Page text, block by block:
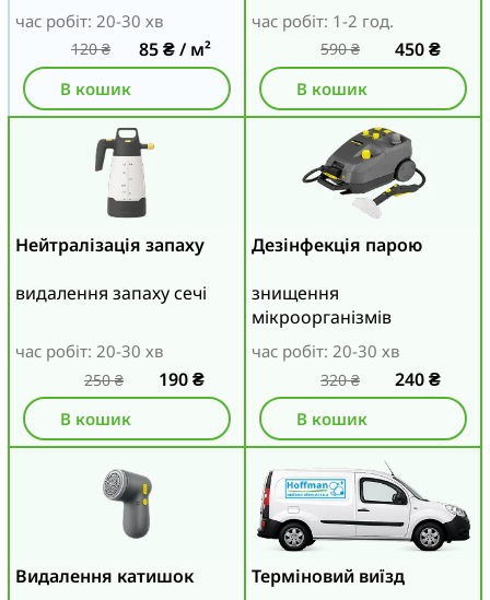
час робіт: 20-30 хв
120₴ 85₴/ м²
В кошик
час робіт: 1-2 год.
590₴ 450₴
В кошик
Нейтралізація запаху
видалення запаху сечі
час робіт: 20-30 хв
250₴ 190₴
В кошик
Дезінфекція парою
знищення
мікроорганізмів
час робіт: 20-30 хв
320₴ 240₴
В кошик
Видалення катишок
Терміновий виїзд